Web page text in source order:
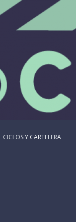
CICLOS Y CARTELERA